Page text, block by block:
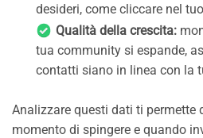
desideri, come cliccare nel
Qualità della crescita:
tua community si espande,
contatti siano in linea con la
Analizzare questi dati ti permette
momento di spingere e quando